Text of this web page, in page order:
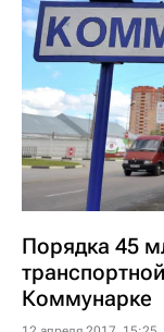
Порядка 45
Коммунарке